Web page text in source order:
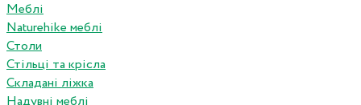
Меблі
Naturehike меблі
Столи
Стільці та крісла
Складані ліжка